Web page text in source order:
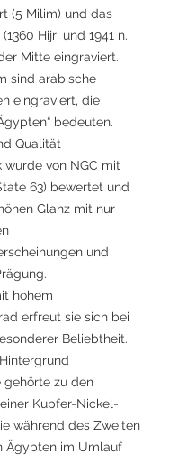
(5 Milim) und das
Hijri und 1941 n.
Mitte eingraviert.
sind arabische
eingraviert, die
bedeuten.
Qualität
wurde von NGC mit
63) bewertet und
Glanz mit nur
und
hohem
erfreut sie sich bei
Beliebtheit.
gehörte zu den
Kupfer-Nickel-
während des Zweiten
Ägypten im Umlauf